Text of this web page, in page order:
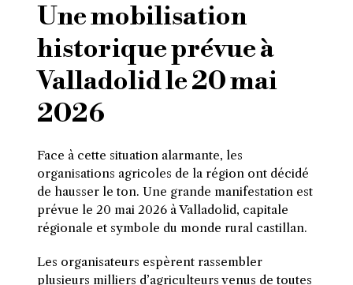
Une mobilisation
historique prévue à
Valladolid le 20 mai
2026
Face à cette situation alarmante, les
organisations agricoles de la région ont décidé
de hausser le ton. Une grande manifestation est
prévue le 20 mai 2026 à Valladolid, capitale
régionale et symbole du monde rural castillan.
Les organisateurs espèrent rassembler
plusieurs milliers d’agriculteurs venus de toutes